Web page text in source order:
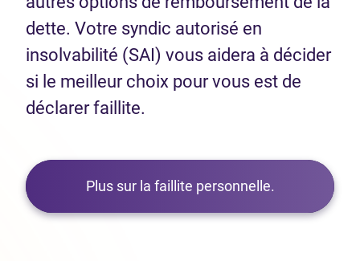
dette. Votre syndic autorisé en
insolvabilité (SAI) vous aidera à décider
si le meilleur choix pour vous est de
déclarer faillite.
Plus sur la faillite personnelle.